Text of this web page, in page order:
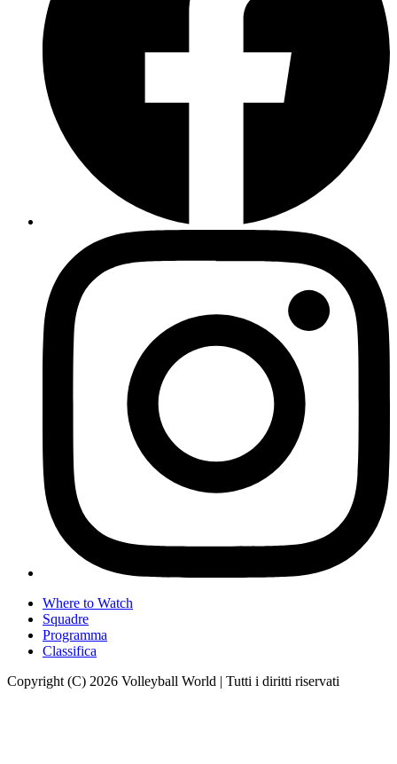
Where to Watch
Squadre
Programma
Classifica
Copyright (C) 2026 Volleyball World | Tutti i diritti riservati